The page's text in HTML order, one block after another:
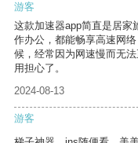
游客
这款加速器app简直是居家
作办公，都能畅享高速网
候，经常因为网速慢而无
用担心了。
2024-08-13
游客